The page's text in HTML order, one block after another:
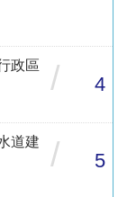
政區
/ 4
道建
/ 5